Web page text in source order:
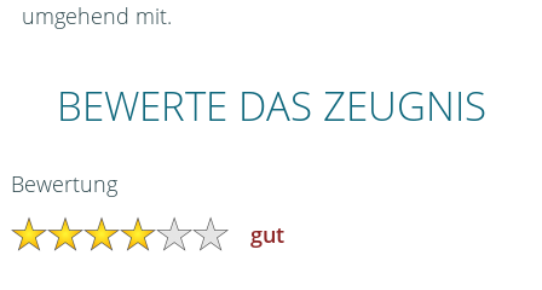
umgehend mit.
BEWERTE DAS ZEUGNIS
Bewertung
gut